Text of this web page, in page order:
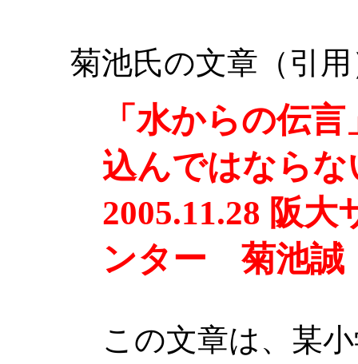
菊池氏の文章（引
「水からの伝
込んではなら
2005.11.28 阪
ンター 菊池誠
この文章は、某